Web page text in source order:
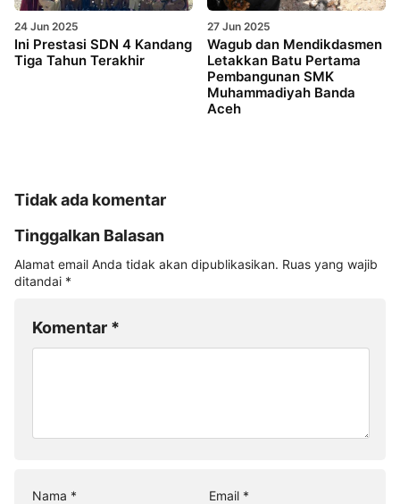
24 Jun 2025
Ini Prestasi SDN 4 Kandang
Tiga Tahun Terakhir
27 Jun 2025
Wagub dan Mendikdasmen
Letakkan Batu Pertama
Pembangunan SMK
Muhammadiyah Banda
Aceh
Tidak ada komentar
Tinggalkan Balasan
Alamat email Anda tidak akan dipublikasikan. Ruas yang wajib
ditandai *
Komentar *
Nama * Email *